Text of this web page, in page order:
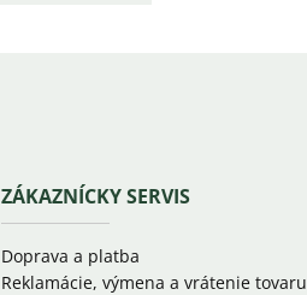
ZÁKAZNÍCKY SERVIS
Doprava a platba
Reklamácie, výmena a vrátenie tovaru